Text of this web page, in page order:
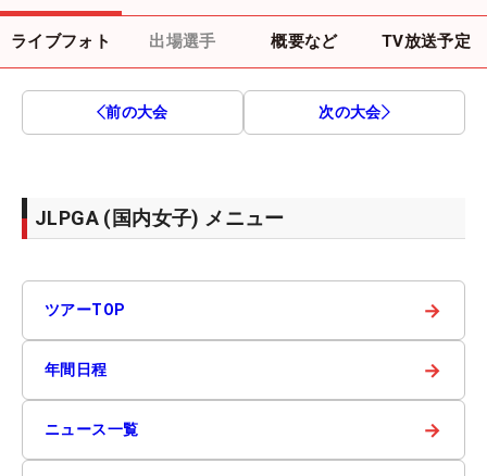
ライブフォト 出場選手 概要など TV放送予定
前の大会 次の大会
JLPGA (国内女子) メニュー
ツアーTOP →
年間日程 →
ニュース一覧 →